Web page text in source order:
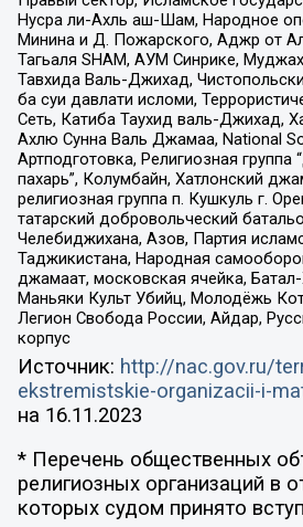
Нусра ли-Ахль аш-Шам, Народное
Минина и Д. Пожарского, Аджр от
Тагьаля SHAM, АУМ Синрике,
Тавхида Валь-Джихад,
ба суи давлати исломи,
Сеть, Катиба Таухид валь-Джихад,
Ахлю Сунна Валь Джамаа, National
Артподготовка, Религиозная
пахарь”, Колумбайн, Хатлонский
религиозная группа п. Кушкуль г.
татарский добровольческий
Челебиджихана, Азов, Партия
Таджикистана, Народная
джамаат, московская ячейка,
Маньяки Культ Убийц, Молодёжь
Легион Свобода России, Айдар,
корпус
Источник: http://nac.gov.ru/
ekstremistskie-organizacii-i-
на 16.11.2023
* Перечень общественных
религиозных организаций в
которых судом принято